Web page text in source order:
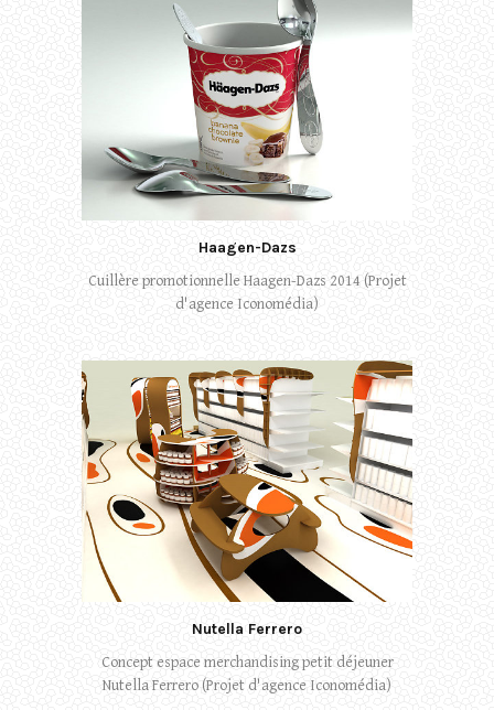
Haagen-Dazs
Cuillère promotionnelle Haagen-Dazs 2014 (Projet
d'agence Iconomédia)
Nutella Ferrero
Concept espace merchandising petit déjeuner
Nutella Ferrero (Projet d'agence Iconomédia)